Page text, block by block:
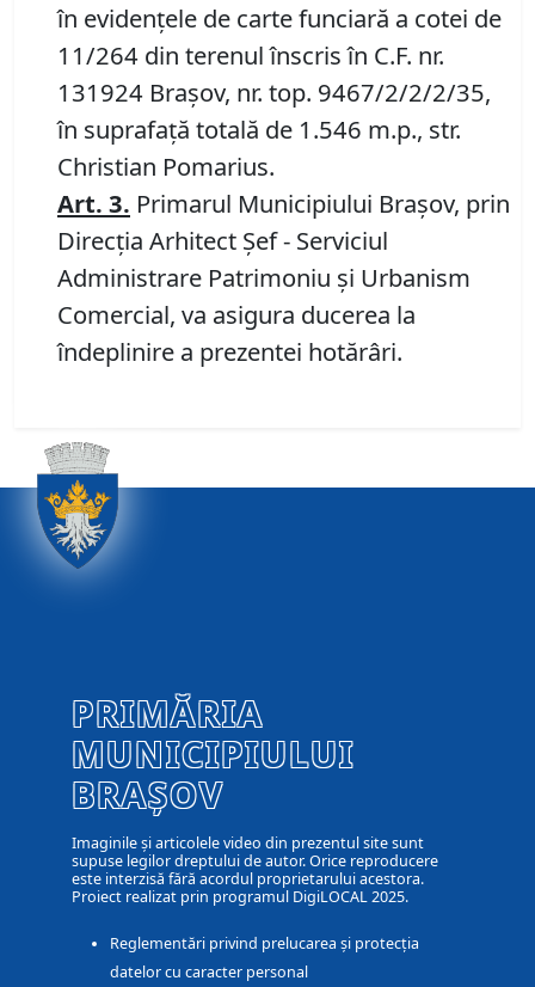
în evidenţele de carte funciară a cotei de
11/264 din terenul înscris în C.F. nr.
131924 Brașov, nr. top. 9467/2/2/2/35,
în suprafață totală de 1.546 m.p., str.
Christian Pomarius.
Art. 3. Primarul Municipiului Braşov, prin
Direcţia Arhitect Şef - Serviciul
Administrare Patrimoniu şi Urbanism
Comercial, va asigura ducerea la
îndeplinire a prezentei hotărâri.
PRIMĂRIA
MUNICIPIULUI
BRAȘOV
Imaginile și articolele video din prezentul site sunt
supuse legilor dreptului de autor. Orice reproducere
este interzisă fără acordul proprietarului acestora.
Proiect realizat prin programul DigiLOCAL 2025.
Reglementări privind prelucarea și protecția
datelor cu caracter personal